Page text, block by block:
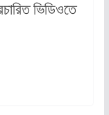
ভিডিওতে